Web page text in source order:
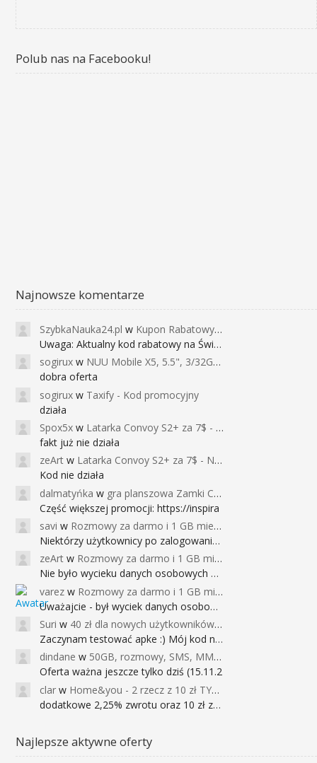
Polub nas na Facebooku!
Najnowsze komentarze
SzybkaNauka24.pl w Kupon Rabatowy na Kurs Angielskiego dla Dzieci - FunEnglish
Uwaga: Aktualny kod rabatowy na Święta (
sogirux w NUU Mobile X5, 5.5", 3/32GB, czujnik linii papilarnych, 2950mAh, aparat 13MP za 267zł - Banggood
dobra oferta
sogirux w Taxify - Kod promocyjny
działa
Spox5x w Latarka Convoy S2+ za 7$ - Najniższa cena od 2017r
fakt już nie działa
zeArt w Latarka Convoy S2+ za 7$ - Najniższa cena od 2017r
Kod nie działa
dalmatyńka w gra planszowa Zamki Caladale za 39zł
Część większej promocji: https://inspira
savi w Rozmowy za darmo i 1 GB miesięcznie
Niektórzy użytkownicy po zalogowaniu do
zeArt w Rozmowy za darmo i 1 GB miesięcznie
Nie było wycieku danych osobowych a nieo
varez w Rozmowy za darmo i 1 GB miesięcznie
Uważajcie - był wyciek danych osobowych
Suri w 40 zł dla nowych użytkowników Google Pay (dawniej Android Pay)
Zaczynam testować apke :) Mój kod na 40
dindane w 50GB, rozmowy, SMS, MMS bez limitu przez 6 miesięcy za darmo za przeniesienie numeru do Play NEXT
Oferta ważna jeszcze tylko dziś (15.11.2
clar w Home&you - 2 rzecz z 10 zł TYLKO DZISIAJ
dodatkowe 2,25% zwrotu oraz 10 zł za r
Najlepsze aktywne oferty